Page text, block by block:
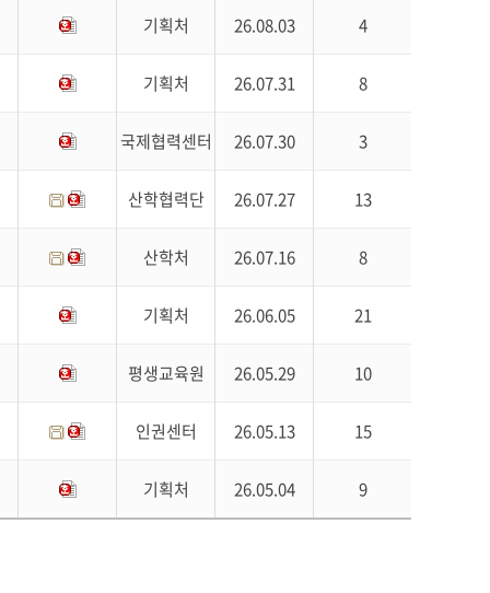
기획처 26.08.03 4
기획처 26.07.31 8
국제협력센터 26.07.30 3
산학협력단 26.07.27 13
산학처 26.07.16 8
기획처 26.06.05 21
평생교육원 26.05.29 10
인권센터 26.05.13 15
기획처 26.05.04 9